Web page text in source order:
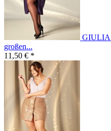
GIULIA
großen...
11,50 € *